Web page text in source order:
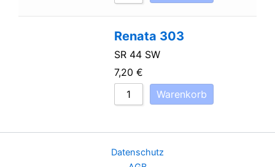
Renata 303
SR 44 SW
7,20 €
Warenkorb
Datenschutz